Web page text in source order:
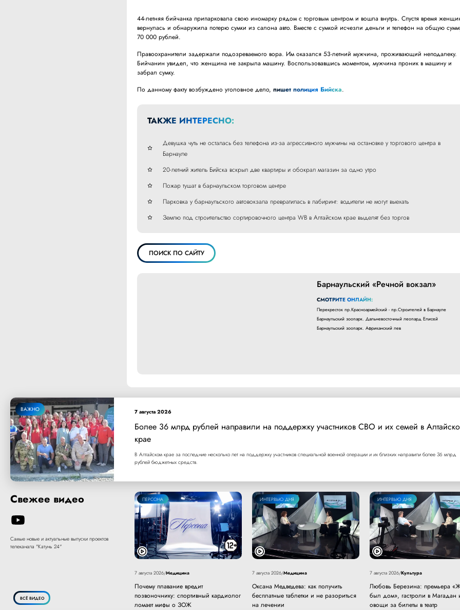
44-летняя бийчанка припарковала свою иномарку рядом с торговым центром и вошла внутрь. Спустя время
вернулась и обнаружила потерю сумки из салона авто. Вместе с сумкой исчезли деньги и телефон на общую
70 000 рублей.
Правоохранители задержали подозреваемого вора. Им оказался 53-летний мужчина, проживающий неподалеку.
Бийчанин увидел, что женщина не закрыла машину. Воспользовавшись моментом, мужчина проник в машину и
забрал сумку.
По данному факту возбуждено уголовное дело,пишет полиция Бийска.
ТАКЖЕ ИНТЕРЕСНО:
Девушка чуть не осталась без телефона из-за агрессивного мужчины на остановке у торгового центра в
Барнауле
20-летний житель Бийска вскрыл две квартиры и обокрал магазин за одно утро
Пожар тушат в барнаульском торговом центре
Парковка у барнаульского автовокзала превратилась в лабиринт: водители не могут выехать
Землю под строительство сортировочного центра WB в Алтайском крае выделят без торгов
ПОИСК ПО САЙТУ
Барнаульский «Речной вокзал»
СМОТРИТЕ ОНЛАЙН:
Перекресток пр.Красноармейский - пр.Строителей в Барнауле
Барнаульский зоопарк. Дальневосточный леопард Елисей
Барнаульский зоопарк. Африканский лев
ВАЖНО 7 августа 2026
Более 36 млрд рублей направили на поддержку участников СВО и их семей в
крае
В Алтайском крае за последние несколько лет на поддержку участников специальной военной операции и их близких направили более 36 млрд
рублей бюджетных средств.
Свежее видео
Самые новые и актуальные выпуски проектов
телеканала "Катунь 24"
ВСЁ ВИДЕО
ПЕРСОНА
7 августа 2026/Медицина
Почему плавание вредит
позвоночнику: спортивный кардиолог
ломает мифы о ЗОЖ
ИНТЕРВЬЮ ДНЯ
7 августа 2026/Медицина
Оксана Медведева: как получить
бесплатные таблетки и не разориться
на лечении
ИНТЕРВЬЮ ДНЯ
7 августа 2026/Культура
Любовь Березина: премьера
был дом», гастроли в Магадан
овощи за билеты в театр